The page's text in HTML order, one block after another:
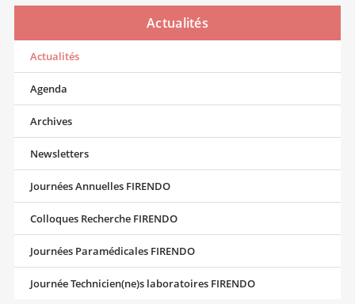
Actualités
Actualités
Agenda
Archives
Newsletters
Journées Annuelles FIRENDO
Colloques Recherche FIRENDO
Journées Paramédicales FIRENDO
Journée Technicien(ne)s laboratoires FIRENDO